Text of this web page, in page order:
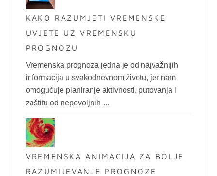
KAKO RAZUMJETI VREMENSKE
UVJETE UZ VREMENSKU
PROGNOZU
Vremenska prognoza jedna je od najvažnijih
informacija u svakodnevnom životu, jer nam
omogućuje planiranje aktivnosti, putovanja i
zaštitu od nepovoljnih …
VREMENSKA ANIMACIJA ZA BOLJE
RAZUMIJEVANJE PROGNOZE